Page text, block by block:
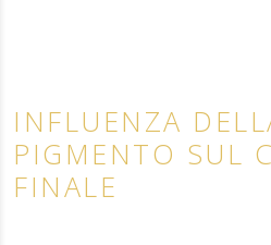
INFLUENZA
PIGMENTO SUL
FINALE